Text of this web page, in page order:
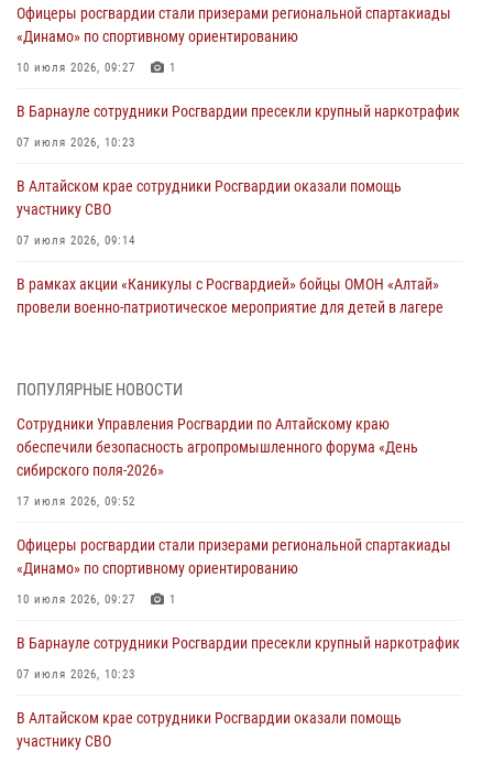
Офицеры росгвардии стали призерами региональной спартакиады
«Динамо» по спортивному ориентированию
10 июля 2026, 09:27 1
В Барнауле сотрудники Росгвардии пресекли крупный наркотрафик
07 июля 2026, 10:23
В Алтайском крае сотрудники Росгвардии оказали помощь
участнику СВО
07 июля 2026, 09:14
В рамках акции «Каникулы с Росгвардией» бойцы ОМОН «Алтай»
провели военно-патриотическое мероприятие для детей в лагере
акции «Коробка храбрости»
Сотрудники Росгвардии провели встречу с юными пограничниками
03 июля 2026, 04:03
Управление Росгвардии по Алтайскому краю провело для детей
02 июля 2026, 00:55
Алтайскому краю подведены итоги «прямой линии»
01 июля 2026, 07:49
ПОПУЛЯРНЫЕ НОВОСТИ
Сотрудники Управления Росгвардии по Алтайскому краю
обеспечили безопасность агропромышленного форума «День
сибирского поля-2026»
17 июля 2026, 09:52
Офицеры росгвардии стали призерами региональной спартакиады
«Динамо» по спортивному ориентированию
10 июля 2026, 09:27 1
В Барнауле сотрудники Росгвардии пресекли крупный наркотрафик
07 июля 2026, 10:23
В Алтайском крае сотрудники Росгвардии оказали помощь
участнику СВО